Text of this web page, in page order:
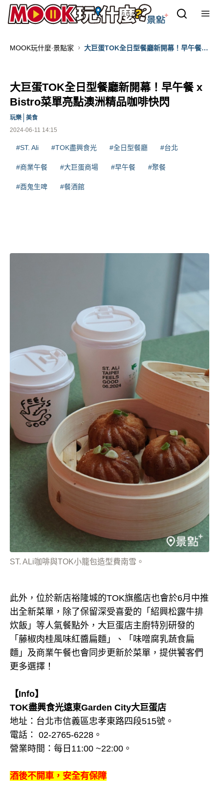
MOOK玩什麼‧景點家
大巨蛋TOK全日型餐廳新開幕！早午餐 x
大巨蛋TOK全日型餐廳新開幕！早午餐 x
Bistro菜單亮點澳洲精品咖啡快閃
2024-06-11 14:15
玩樂 美食
#ST. Ali #TOK盡興食光 #全日型餐廳 #台北
#商業午餐 #大巨蛋商場 #早午餐 #聚餐
#酉鬼生啤 #餐酒館
ST. ALi咖啡與TOK小籠包造型費南雪。
此外，位於新店裕隆城的TOK旗艦店也會於6月中推
出全新菜單，除了保留深受喜愛的「紹興松露牛排
炊飯」等人氣餐點外，大巨蛋店主廚特別研發的
「藤椒肉桂風味紅醬扁麵」、「味噌腐乳蔬食扁
麵」及商業午餐也會同步更新於菜單，提供饕客們
更多選擇！
【Info】
TOK盡興食光遠東Garden City大巨蛋店
地址：台北市信義區忠孝東路四段515號。
電話： 02-2765-6228。
營業時間：每日11:00 ~22:00。
酒後不開車，安全有保障